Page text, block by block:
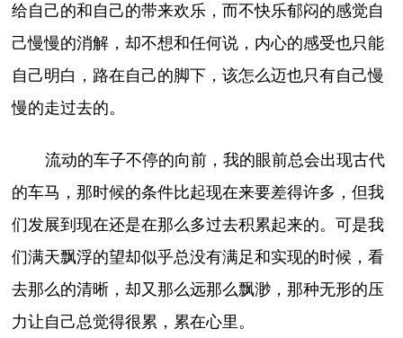
给自己的和自己的带来欢乐，而不快乐郁闷的感觉自
己慢慢的消解，却不想和任何说，内心的感受也只能
自己明白，路在自己的脚下，该怎么迈也只有自己慢
慢的走过去的。
流动的车子不停的向前，我的眼前总会出现古代
的车马，那时候的条件比起现在来要差得许多，但我
们发展到现在还是在那么多过去积累起来的。可是我
们满天飘浮的望却似乎总没有满足和实现的时候，看
去那么的清晰，却又那么远那么飘渺，那种无形的压
力让自己总觉得很累，累在心里。